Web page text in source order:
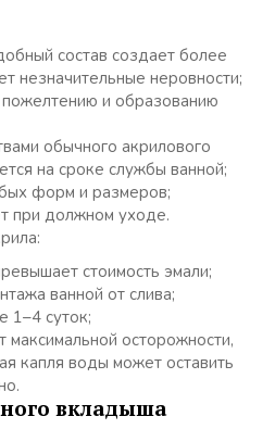
состав создает более
незначительные неровности;
и образованию
обычного акрилового
на сроке службы ванной;
форм и размеров;
при должном уходе.
стоимость эмали;
ванной от слива;
1–4 суток;
максимальной осторожности,
капля воды может оставить
вкладыша